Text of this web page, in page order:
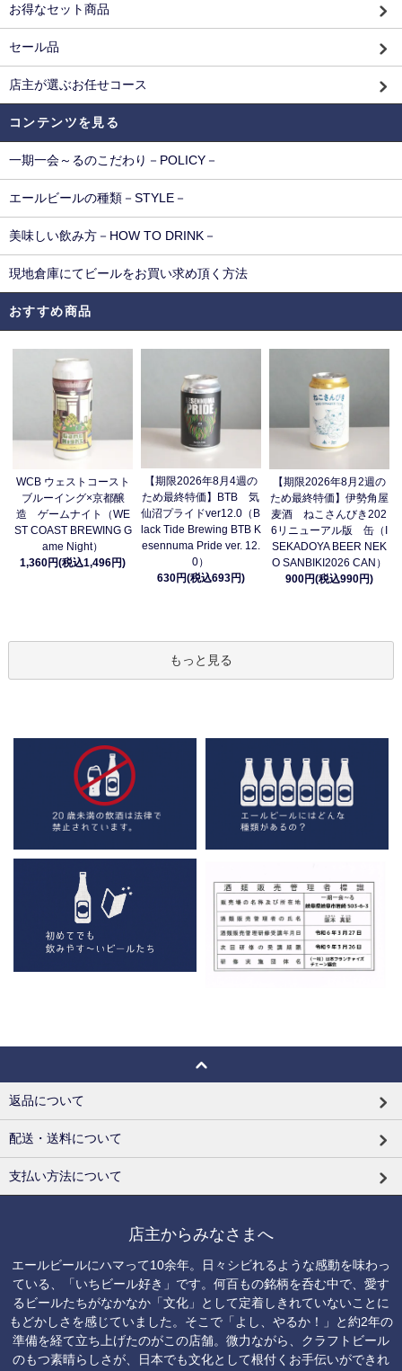
お得なセット商品
セール品
店主が選ぶお任せコース
コンテンツを見る
一期一会～るのこだわり－POLICY－
エールビールの種類－STYLE－
美味しい飲み方－HOW TO DRINK－
現地倉庫にてビールをお買い求め頂く方法
おすすめ商品
WCB ウェストコースト
ブルーイング×京都醸
造 ゲームナイト（WE
ST COAST BREWING G
ame Night）
1,360円(税込1,496円)
【期限2026年8月4週の
ため最終特価】BTB 気
仙沼プライドver12.0（B
lack Tide Brewing BTB K
esennuma Pride ver. 12.
0）
630円(税込693円)
【期限2026年8月2週の
ため最終特価】伊勢角屋
麦酒 ねこさんびき202
6リニューアル版 缶（I
SEKADOYA BEER NEK
O SANBIKI2026 CAN）
900円(税込990円)
もっと見る
返品について
配送・送料について
支払い方法について
店主からみなさまへ
エールビールにハマって10余年。日々シビれるような感動を味わっ
ている、「いちビール好き」です。何百もの銘柄を呑む中で、愛す
るビールたちがなかなか「文化」として定着しきれていないことに
もどかしさを感じていました。そこで「よし、やるか！」と約2年の
準備を経て立ち上げたのがこの店舗。微力ながら、クラフトビール
のもつ素晴らしさが、日本でも文化として根付くお手伝いができれ